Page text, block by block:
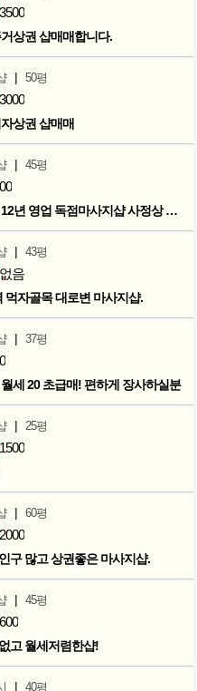
3500
상권 샵매매합니다.
| 50평
3000
상권 샵매매
| 45평
청주 육거리시장 근처 12년 영업 독점마사지샵 사정상 급매합니다.
| 43평
없음
자골목 대로변 마사지샵.
| 37평
세 20 초급매! 편하게 장사하실분
| 25평
1500
| 60평
2000
구 많고 상권좋은 마사지샵.
| 45평
고 월세저렴한샵!
| 40평